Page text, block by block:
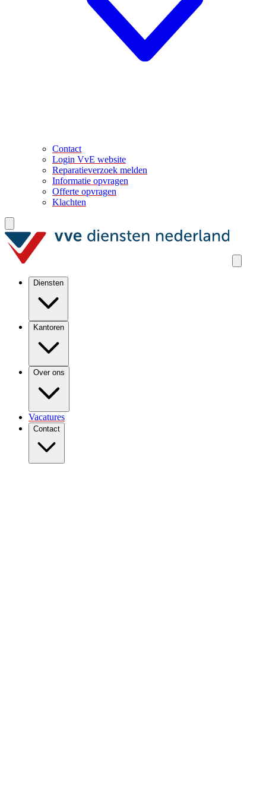
Contact
Login VvE website
Reparatieverzoek melden
Informatie opvragen
Offerte opvragen
Klachten
Diensten
Kantoren
Over ons
Vacatures
Contact